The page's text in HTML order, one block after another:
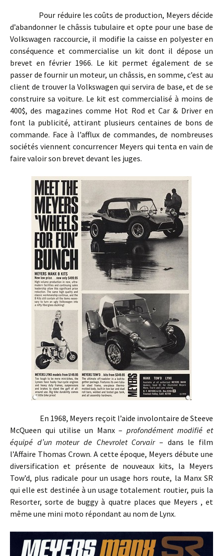
Pour réduire les coûts de production, Meyers décide
d’abandonner le châssis tubulaire et opte pour une base de
Volkswagen raccourcie, il modifie la caisse en polyester en
conséquence et commercialise un kit dont il dépose un
brevet en février 1966. Le kit permet également de se
passer de fournir un moteur, un châssis, en somme, c’est au
client de trouver la Volkswagen qui servira de base, et de se
construire sa voiture. Le kit est commercialisé à moins de
400$, des magazines comme Hot Rod et Car & Driver en
font la publicité, attirant plusieurs centaines de bons de
commande. Face à l’afflux de commandes, de nombreuses
sociétés viennent concurrencer Meyers qui tenta en vain de
faire valoir son brevet devant les juges.
En 1968, Meyers reçoit l’aide involontaire de Steeve
McQueen qui utilise un Manx –profondément modifié et
équipé d’un moteur de Chevrolet Corvair– dans le film
l’Affaire Thomas Crown. A cette époque, Meyers débute une
diversification et présente de nouveaux kits, la Meyers
Tow’d, plus radicale pour un usage hors route, la Manx SR
qui elle est destinée à un usage totalement routier, puis la
Resorter, sorte de buggy à quatre places que Meyers , et
même une mini moto répondant au nom de Lynx.